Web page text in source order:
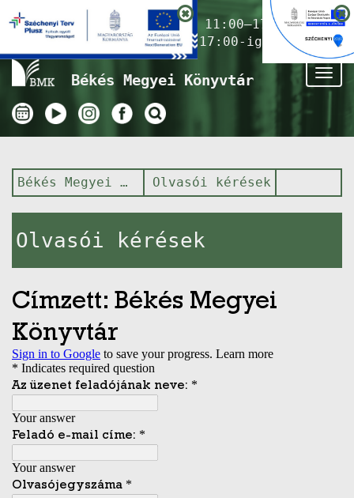
Nyitvatartás ma:11:00–17:00
(Gyermekkönyvtár 17:00-ig)
Békés Megyei Könyvtár
Békés Megyei Könyvtár Olvasói kérések
Olvasói kérések